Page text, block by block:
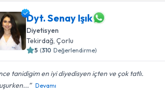
Dyt. Senay Işık
Diyetisyen
Tekirdağ, Çorlu
5 (310 Değerlendirme)
tanidigim en iyi diyedisyen içten ve çok tatlı.
Devamı